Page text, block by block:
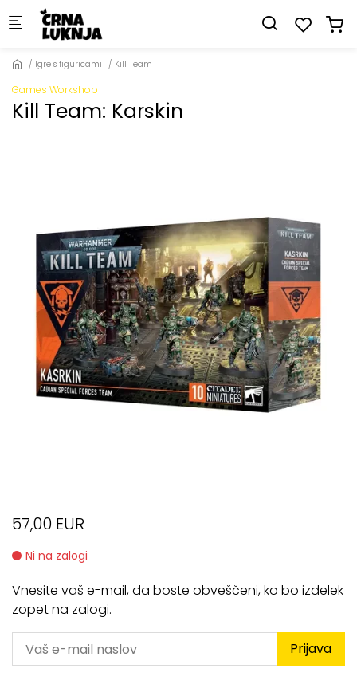
Skip to main content
Igre s figuricami Kill Team
Games Workshop
Kill Team: Karskin
57,00 EUR
Ni na zalogi
Vnesite vaš e-mail, da boste obveščeni, ko bo izdelek
zopet na zalogi.
Prijava